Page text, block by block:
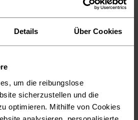
Details Über Cookies
um die reibungslose
sicherzustellen und die
optimieren. Mithilfe von Cookies
ABENTEUER M
DAUERT. DAS A
KIDS O
PERFEKTE G
EIN S
DAMIT D
GENAUSO L